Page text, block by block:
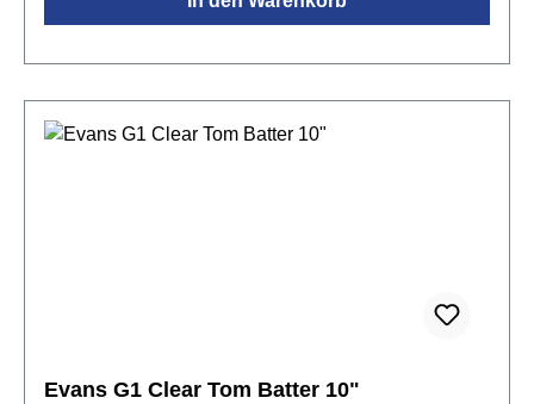
betont.Spezifikationen:Größe:
ausdrucksstarker Klangvielseitig einsetzbar Level
Evans G1 Clear Tom Batter 10"